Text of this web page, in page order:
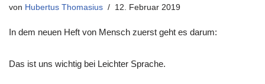
von Hubertus Thomasius 12. Februar 2019
In dem neuen Heft von Mensch zuerst geht es darum:
Das ist uns wichtig bei Leichter Sprache.